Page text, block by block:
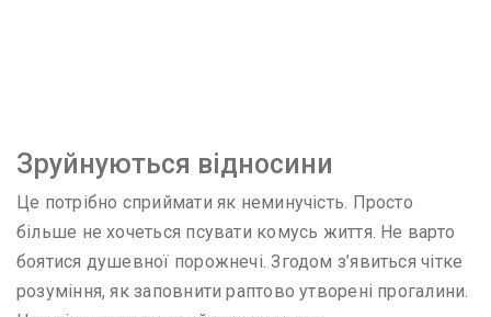
Зруйнуються відносини
Це потрібно сприймати як неминучість. Просто
більше не хочеться псувати комусь життя. Не варто
боятися душевної порожнечі. Згодом з’явиться чітке
розуміння, як заповнити раптово утворені прогалини.